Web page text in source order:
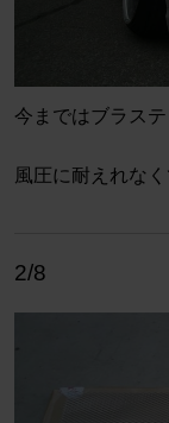
今まではブラス
風圧に耐えれな
2/8